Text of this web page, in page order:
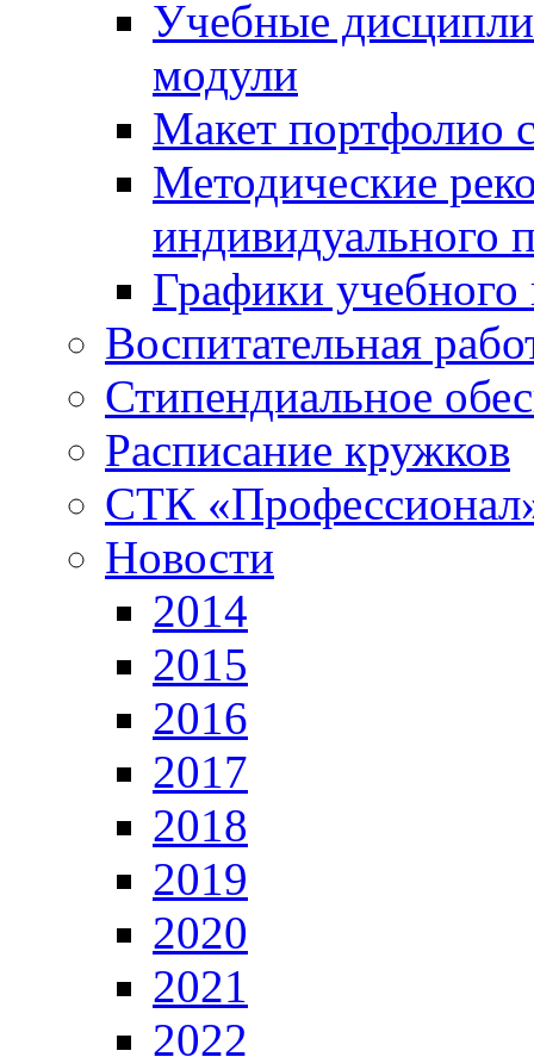
Учебные
модули
Макет портфолио
Методические
индивидуального
Графики учебного
Воспитательная
Стипендиальное
Расписание кружков
СТК
Новости
2014
2015
2016
2017
2018
2019
2020
2021
2022